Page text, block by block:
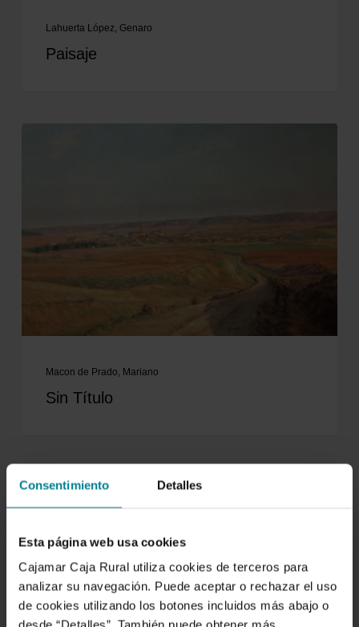
Consentimiento Detalles
Esta página web usa cookies
Cajamar Caja Rural utiliza cookies de terceros para
analizar su navegación. Puede aceptar o rechazar el uso
de cookies utilizando los botones incluidos más abajo o
Lahuerta López, Genaro
Paisaje
Macon de Prado, Mariano
Sin Título